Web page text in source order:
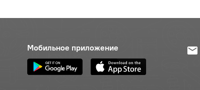
консультанту
Обратитесь к
консультанту
Мобильное приложение